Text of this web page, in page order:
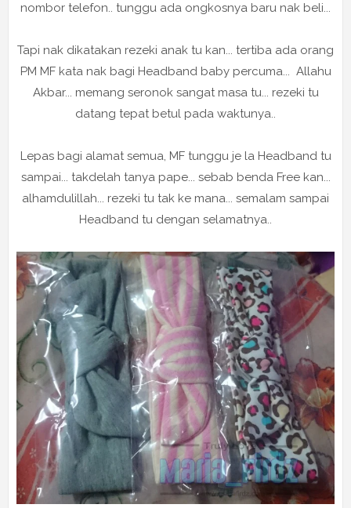
nombor telefon.. tunggu ada ongkosnya baru nak beli...
Tapi nak dikatakan rezeki anak tu kan... tertiba ada orang
PM MF kata nak bagi Headband baby percuma... Allahu
Akbar... memang seronok sangat masa tu... rezeki tu
datang tepat betul pada waktunya..
Lepas bagi alamat semua, MF tunggu je la Headband tu
sampai... takdelah tanya pape... sebab benda Free kan...
alhamdulillah... rezeki tu tak ke mana... semalam sampai
Headband tu dengan selamatnya..